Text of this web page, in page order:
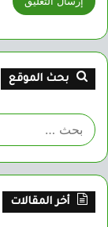
بحث الموقع
أخر المقالات